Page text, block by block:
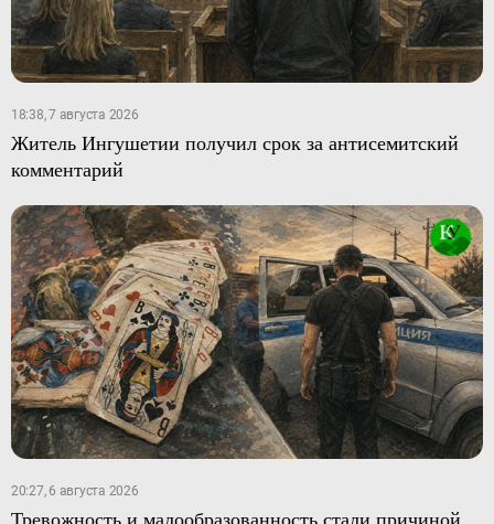
18:38, 7 августа 2026
Житель Ингушетии получил срок за антисемитский
комментарий
20:27, 6 августа 2026